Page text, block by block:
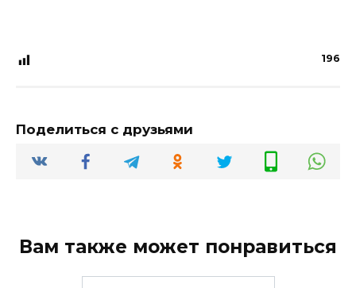
196
Поделиться с друзьями
Вам также может понравиться